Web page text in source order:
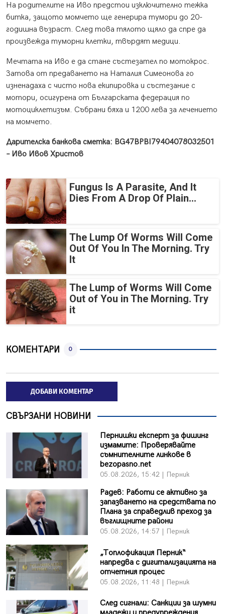
На родителите на Иво предстои изключително тежка
битка, защото момчето ще генерира тумори до 20-
годишна възраст. След това тялото щяло да спре да
произвежда туморни клетки, твърдят медици.
Мечтата на Иво е да стане състезател по мотокрос.
Затова от предаването на Наталия Симеонова го
изненадаха с чисто нова екипировка и състезание с
мотори, осигурена от Българската федерация по
мотоциклетизъм. Събрани бяха и 1200 лева за лечението
на момчето.
Дарителска банкова сметка: BG47BPBI79404078032501
– Иво Ивов Христов
Fungus Is A Parasite, And It
Dies From A Drop Of Plain...
The Lump Of Worms Will Come
Out Of You In The Morning. Try
It
The Lump of Worms Will Come
Out of You in The Morning. Try
it
КОМЕНТАРИ 0
ДОБАВИ КОМЕНТАР
СВЪРЗАНИ НОВИНИ
Пернишки експерт за фишинг
измамите: Проверявайте
съмнителните линкове в
bezopasno.net
05.08.2026, 15:42 | Перник
Радев: Работи се активно за
запазването на средствата по
Плана за справедлив преход за
въглищните райони
05.08.2026, 14:57 | Перник
„Топлофикация Перник“
напредва с дигитализацията на
отчетния процес
05.08.2026, 11:48 | Перник
След сигнали: Санкции за шумни